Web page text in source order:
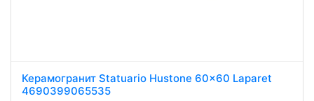
Керамогранит Statuario Hustone 60x60 Laparet
4690399065535